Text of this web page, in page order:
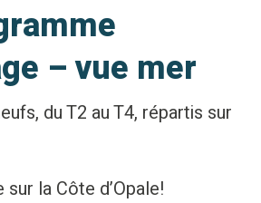
– vue mer
du T2 au T4, répartis sur
la Côte d’Opale!